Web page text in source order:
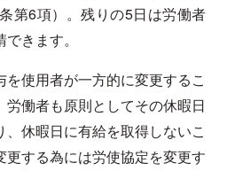
第6項）。残りの5日は労働者
きます。
使用者が一方的に変更するこ
労働者も原則としてその休暇日
休暇日に有給を取得しないこ
更する為には労使協定を変更す